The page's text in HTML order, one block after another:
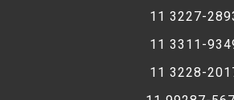
11 3227-
11 3311-
11 3228-